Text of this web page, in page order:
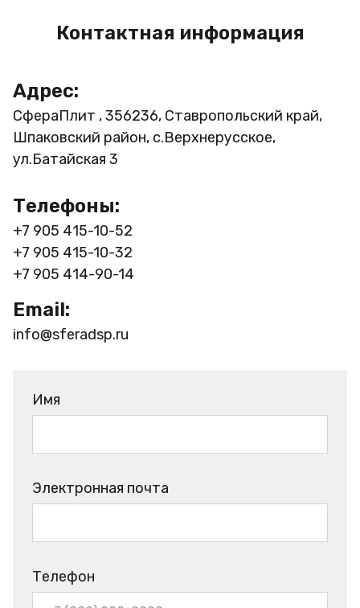
Контактная информация
Адрес:
СфераПлит , 356236, Ставропольский край,
Шпаковский район, с.Верхнерусское,
ул.Батайская 3
Телефоны:
+7 905 415-10-52
+7 905 415-10-32
+7 905 414-90-14
Email:
info@sferadsp.ru
Имя
Электронная почта
Телефон